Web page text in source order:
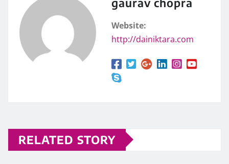
Website:
http://dainiktara.com
RELATED STORY